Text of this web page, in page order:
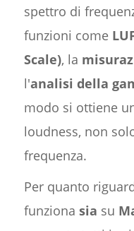
spettro di
funzioni come
Scale), la
l'analisi della
modo si ottiene
loudness, non
frequenza.
Per quanto
funziona sia su